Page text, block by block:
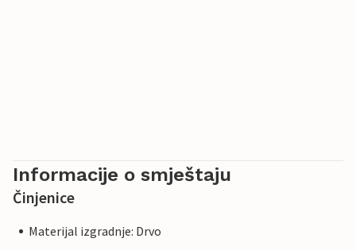
Informacije o smještaju
Činjenice
Materijal izgradnje: Drvo